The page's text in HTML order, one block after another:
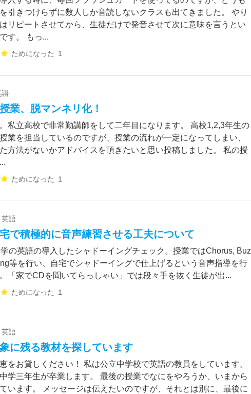
引きつけらずに数人しか音読しないクラスも出てきました。 やり
リピートさせてから、生徒だけで発音させて次に意味を言うとい
す。 もっ...
ためになった 1
業、脱マンネリ化！
私立高校で非常勤講師をして二年目になります。 高校1,2,3年生の
業を担当しているのですが、授業の流れが一定になってしまい、
方法がないかアドバイスを頂きたいと思い投稿しました。 私の授
ためになった 1
語
で積極的に音声練習させる工夫について
の英語の導入したシャドーイングチェック。授業ではChorus, Buz
等を行い、自宅でシャドーイングで仕上げるという音声指導を行
「家でCDを聞いてらっしゃい」では段々手を抜く生徒が出...
ためになった 1
語
に残る教材を探しています
をお貸しください！ 私は公立中学校で英語の教員をしています。
学三年生が卒業します。 最後の授業でなにをやろうか、いまから
います。 メッセージは伝えたいのですが、それとは別に、最後に